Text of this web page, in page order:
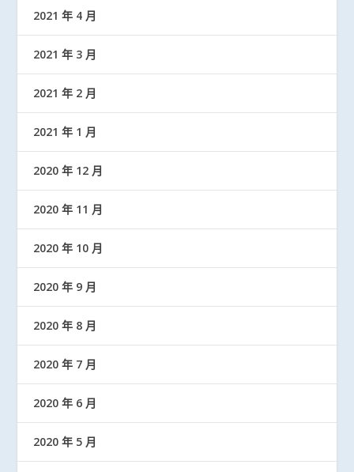
2021 年 4 月
2021 年 3 月
2021 年 2 月
2021 年 1 月
2020 年 12 月
2020 年 11 月
2020 年 10 月
2020 年 9 月
2020 年 8 月
2020 年 7 月
2020 年 6 月
2020 年 5 月